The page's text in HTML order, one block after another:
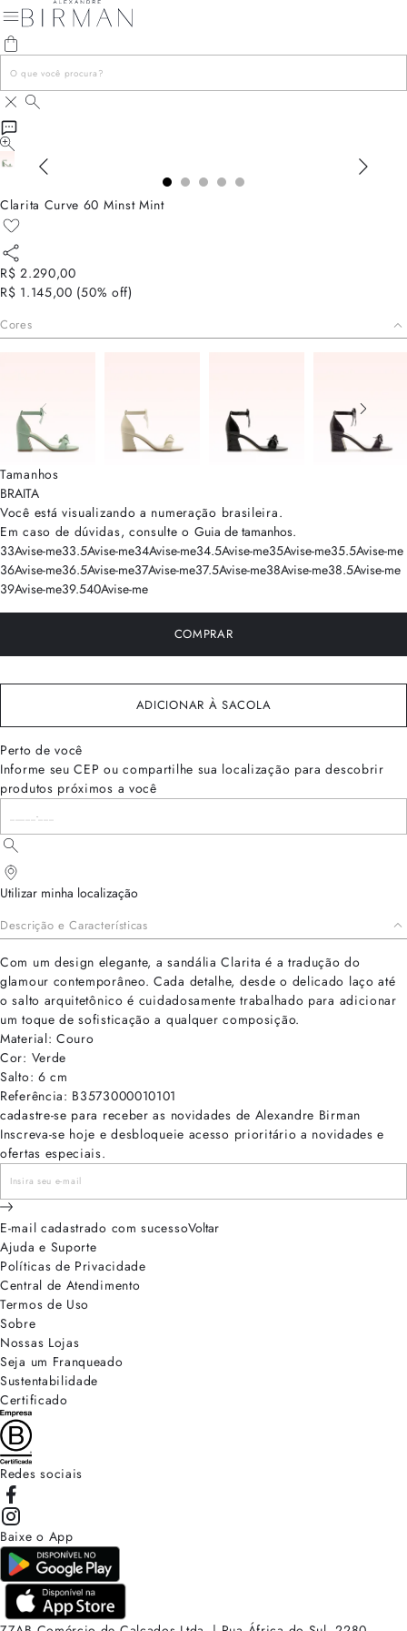
Clarita Curve 60 Minst Mint
R$ 2.290,00
R$ 1.145,00 (50% off)
Cores
Tamanhos
BRAITA
Você está visualizando a numeração brasileira.
Em caso de dúvidas, consulte o Guia de tamanhos.
33Avise-me33.5Avise-me34Avise-me34.5Avise-me35Avise-me35.5Avise-me
36Avise-me36.5Avise-me37Avise-me37.5Avise-me38Avise-me38.5Avise-me
39Avise-me39.540Avise-me
COMPRAR
ADICIONAR À SACOLA
Perto de você
Informe seu CEP ou compartilhe sua localização para descobrir
produtos próximos a você
Utilizar minha localização
Descrição e Características
Com um design elegante, a sandália Clarita é a tradução do
glamour contemporâneo. Cada detalhe, desde o delicado laço até
o salto arquitetônico é cuidadosamente trabalhado para adicionar
um toque de sofisticação a qualquer composição.
Material: Couro
Cor: Verde
Salto: 6 cm
Referência: B3573000010101
cadastre-se para receber as novidades de Alexandre Birman
Inscreva-se hoje e desbloqueie acesso prioritário a novidades e
ofertas especiais.
E-mail cadastrado com sucessoVoltar
Ajuda e Suporte
Políticas de Privacidade
Central de Atendimento
Termos de Uso
Sobre
Nossas Lojas
Seja um Franqueado
Sustentabilidade
Certificado
Redes sociais
Baixe o App